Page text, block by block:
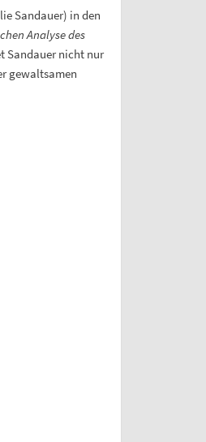
Sandauer) in den
Analyse des
Sandauer nicht nur
gewaltsamen